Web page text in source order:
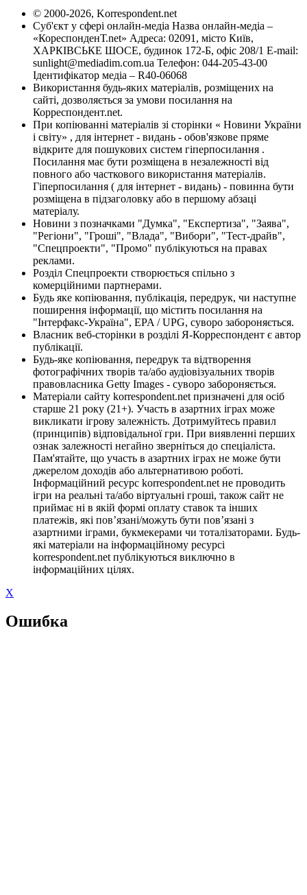
© 2000-2026, Korrespondent.net
Суб'єкт у сфері онлайн-медіа Назва онлайн-медіа –
«КореспонденТ.net» Адреса: 02091, місто Київ,
ХАРКІВСЬКЕ ШОСЕ, будинок 172-Б, офіс 208/1 E-mail:
sunlight@mediadim.com.ua Телефон: 044-205-43-00
Ідентифікатор медіа – R40-06068
Використання будь-яких матеріалів, розміщених на
сайті, дозволяється за умови посилання на
Корреспондент.net.
При копіюванні матеріалів зі сторінки « Новини України
і світу» , для інтернет - видань - обов'язкове пряме
відкрите для пошукових систем гіперпосилання .
Посилання має бути розміщена в незалежності від
повного або часткового використання матеріалів.
Гіперпосилання ( для інтернет - видань) - повинна бути
розміщена в підзаголовку або в першому абзаці
матеріалу.
Новини з позначками "Думка", "Експертиза", "Заява",
"Регіони", "Гроші", "Влада", "Вибори", "Тест-драйв",
"Спецпроекти", "Промо" публікуються на правах
реклами.
Розділ Спецпроекти створюється спільно з
комерційними партнерами.
Будь яке копіювання, публікація, передрук, чи наступне
поширення інформації, що містить посилання на
"Інтерфакс-Україна", EPA / UPG, суворо забороняється.
Власник веб-сторінки в розділі Я-Корреспондент є автор
публікації.
Будь-яке копіювання, передрук та відтворення
фотографічних творів та/або аудіовізуальних творів
правовласника Getty Images - суворо забороняється.
Матеріали сайту korrespondent.net призначені для осіб
старше 21 року (21+). Участь в азартних іграх може
викликати ігрову залежність. Дотримуйтесь правил
(принципів) відповідальної гри. При виявленні перших
ознак залежності негайно зверніться до спеціаліста.
Пам'ятайте, що участь в азартних іграх не може бути
джерелом доходів або альтернативою роботі.
Інформаційний ресурс korrespondent.net не проводить
ігри на реальні та/або віртуальні гроші, також сайт не
приймає ні в якій формі оплату ставок та інших
платежів, які пов’язані/можуть бути пов’язані з
азартними іграми, букмекерами чи тоталізаторами. Будь-
які матеріали на інформаційному ресурсі
korrespondent.net публікуються виключно в
інформаційних цілях.
X
Ошибка